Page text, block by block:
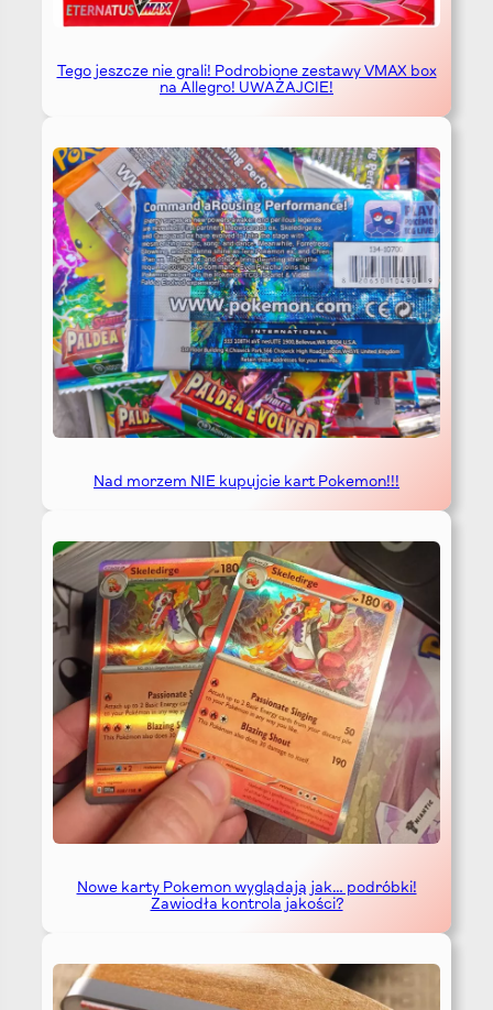
Tego jeszcze nie grali! Podrobione zestawy VMAX box
na Allegro! UWAŻAJCIE!
Nad morzem NIE kupujcie kart Pokemon!!!
Nowe karty Pokemon wyglądają jak… podróbki!
Zawiodła kontrola jakości?